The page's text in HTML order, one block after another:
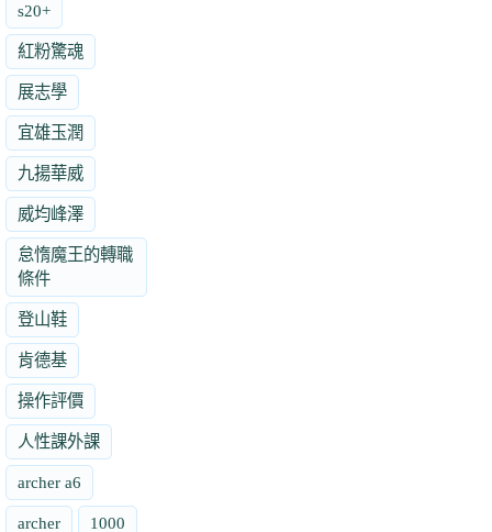
s20+
紅粉驚魂
展志學
宜雄玉潤
九揚華威
威均峰澤
怠惰魔王的轉職
條件
登山鞋
肯德基
操作評價
人性課外課
archer a6
archer 1000